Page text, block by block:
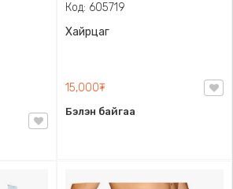
Код: 605719
Хайрцаг
15,000₮
Бэлэн байгаа